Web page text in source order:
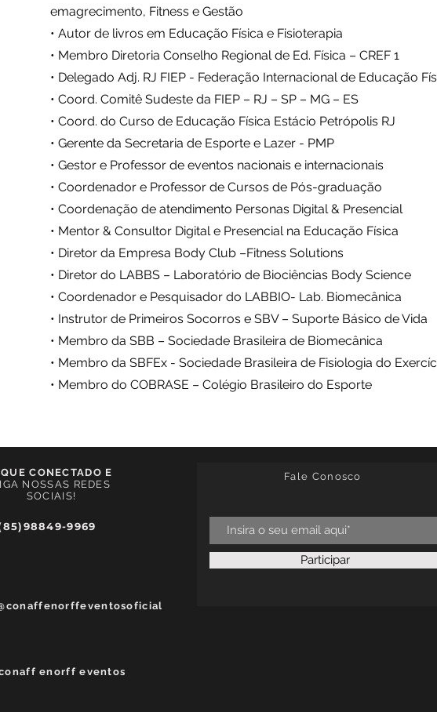
emagrecimento, Fitness e Gestão
• Autor de livros em Educação Física e Fisioterapia
• Membro Diretoria Conselho Regional de Ed. Física – CREF 1
• Delegado Adj. RJ FIEP - Federação Internacional de Educação
• Coord. Comitê Sudeste da FIEP – RJ – SP – MG – ES
• Coord. do Curso de Educação Física Estácio Petrópolis RJ
• Gerente da Secretaria de Esporte e Lazer - PMP
• Gestor e Professor de eventos nacionais e internacionais
• Coordenador e Professor de Cursos de Pós-graduação
• Coordenação de atendimento Personas Digital & Presencial
• Mentor & Consultor Digital e Presencial na Educação Física
• Diretor da Empresa Body Club –Fitness Solutions
• Diretor do LABBS – Laboratório de Biociências Body Science
• Coordenador e Pesquisador do LABBIO- Lab. Biomecânica
• Instrutor de Primeiros Socorros e SBV – Suporte Básico de Vida
• Membro da SBB – Sociedade Brasileira de Biomecânica
• Membro da SBFEx - Sociedade Brasileira de Fisiologia do
• Membro do COBRASE – Colégio Brasileiro do Esporte
CONECTADO E
NOSSAS REDES
SOCIAIS!
9969
enorff eventos
Fale Conosco
Participar